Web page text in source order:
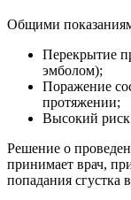
Общими
Перекрытие
эмболом);
Поражение
протяжении;
Высокий
Решение о
принимает врач,
попадания сгустка